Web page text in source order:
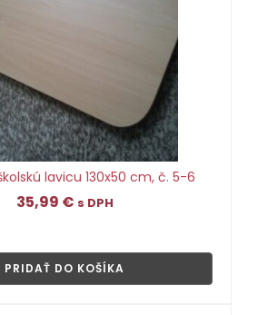
lavicu 130x50 cm, č. 5-6
35,99 € s DPH
PRIDAŤ DO KOŠÍKA